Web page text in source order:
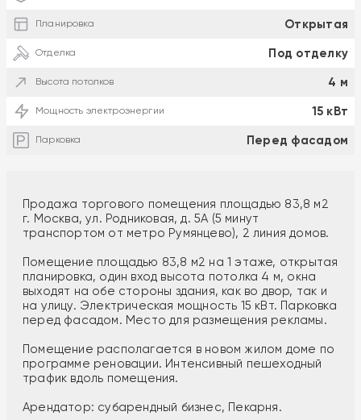
Планировка Открытая
Отделка Под отделку
Высота потолков 4 м
Мощность электроэнергии 15 кВт
Парковка Перед фасадом
Продажа торгового помещения площадью 83,8 м2
г. Москва, ул. Родниковая, д. 5А (5 минут
транспортом от метро Румянцево), 2 линия домов.
Помещение площадью 83,8 м2 на 1 этаже, открытая
планировка, один вход высота потолка 4 м, окна
выходят на обе стороны здания, как во двор, так и
на улицу. Электрическая мощность 15 кВт. Парковка
перед фасадом. Место для размещения рекламы.
Помещение располагается в новом жилом доме по
программе реновации. Интенсивный пешеходный
трафик вдоль помещения.
Арендатор: субарендный бизнес, Пекарня.